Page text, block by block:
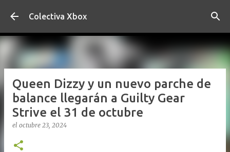
Ir al contenido principal
Colectiva Xbox
Queen Dizzy y un nuevo parche de
balance llegarán a Guilty Gear
Strive el 31 de octubre
el octubre 23, 2024